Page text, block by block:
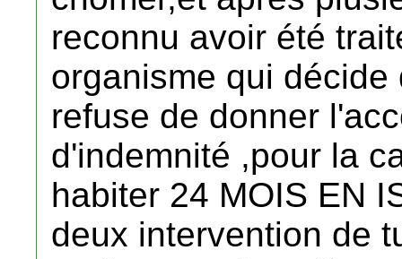
reconnu avoir été
organisme qui
refuse de donner
d'indemnité ,pour la
habiter 24 MOIS EN
deux intervention de